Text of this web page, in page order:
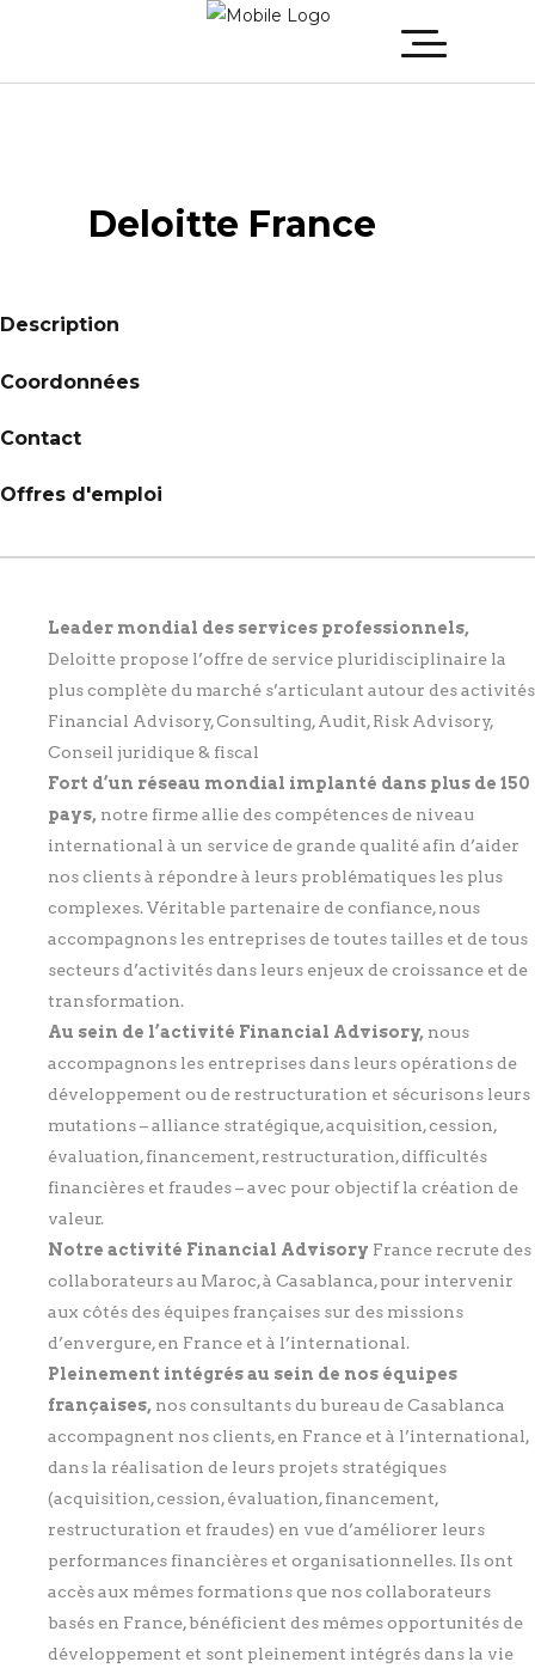
Deloitte France
Description
Coordonnées
Contact
Offres d'emploi
Leader mondial des services professionnels,
Deloitte propose l’offre de service pluridisciplinaire la
plus complète du marché s’articulant autour des activités
Financial Advisory, Consulting, Audit, Risk Advisory,
Conseil juridique & fiscal
Fort d’un réseau mondial implanté dans plus de 150
pays, notre firme allie des compétences de niveau
international à un service de grande qualité afin d’aider
nos clients à répondre à leurs problématiques les plus
complexes. Véritable partenaire de confiance, nous
accompagnons les entreprises de toutes tailles et de tous
secteurs d’activités dans leurs enjeux de croissance et de
transformation.
Au sein de l’activité Financial Advisory, nous
accompagnons les entreprises dans leurs opérations de
développement ou de restructuration et sécurisons leurs
mutations – alliance stratégique, acquisition, cession,
évaluation, financement, restructuration, difficultés
financières et fraudes – avec pour objectif la création de
valeur.
Notre activité Financial Advisory France recrute des
collaborateurs au Maroc, à Casablanca, pour intervenir
aux côtés des équipes françaises sur des missions
d’envergure, en France et à l’international.
Pleinement intégrés au sein de nos équipes
françaises, nos consultants du bureau de Casablanca
accompagnent nos clients, en France et à l’international,
dans la réalisation de leurs projets stratégiques
(acquisition, cession, évaluation, financement,
restructuration et fraudes) en vue d’améliorer leurs
performances financières et organisationnelles. Ils ont
accès aux mêmes formations que nos collaborateurs
basés en France, bénéficient des mêmes opportunités de
développement et sont pleinement intégrés dans la vie